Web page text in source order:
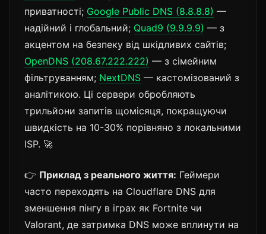
приватності; Google Public DNS (8.8.8.8) —
надійний і глобальний; Quad9 (9.9.9.9) — з
акцентом на безпеку від шкідливих сайтів;
OpenDNS (208.67.222.222) — з сімейним
фільтруванням; NextDNS — кастомізований з
аналітикою. Ці сервери обробляють
трильйони запитів щомісяця, покращуючи
швидкість на 10-30% порівняно з локальними
ISP. 🚀
👉 Приклад з реального життя: Геймери
часто переходять на Cloudflare DNS для
зменшення пінгу в іграх як Fortnite чи
Valorant, де затримка DNS може вплинути на